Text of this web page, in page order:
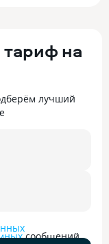
на
лучший
сообщений